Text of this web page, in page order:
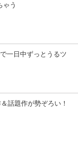
ゃう
一日中ずっとうるツ
話題作が勢ぞろい！